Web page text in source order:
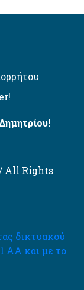
/ All Rights
δικτυακού
AA και με το